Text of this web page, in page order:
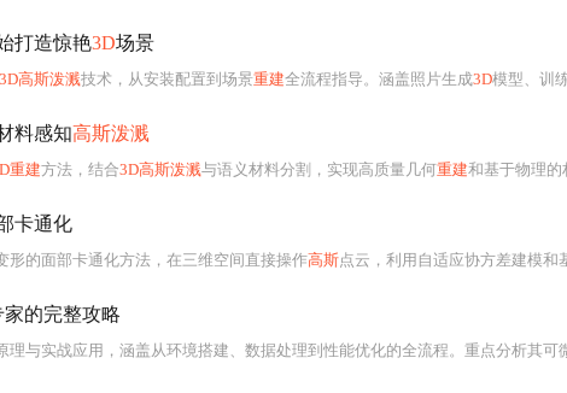
打造惊艳3D场景
3D高斯泼溅技术，从安装配置到场景重建全流程指导。涵盖照片生成3D模型、训练优化
料感知高斯泼溅
重建方法，结合3D高斯泼溅与语义材料分割，实现高质量几何重建和基于物理的
卡通化
形的面部卡通化方法，在三维空间直接操作高斯点云，利用自适应协方差建模和基于主曲率的形变
家的完整攻略
理与实战应用，涵盖从环境搭建、数据处理到性能优化的全流程。重点分析其可